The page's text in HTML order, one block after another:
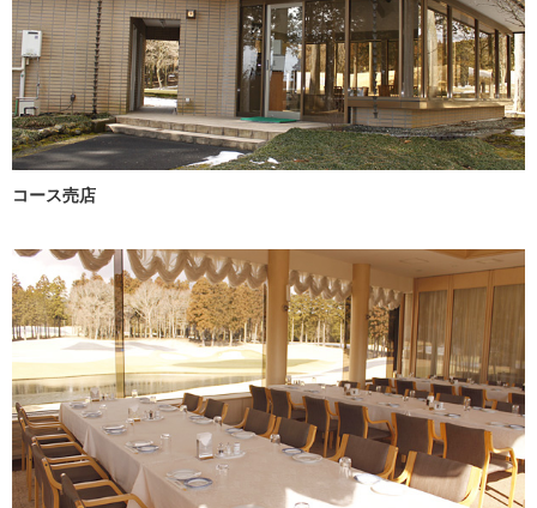
コース売店